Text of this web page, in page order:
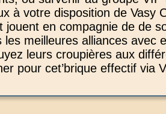
à votre disposition de Vasy
jouent en compagnie de de
les meilleures alliances avec
leurs croupières aux
pour cet’brique effectif via